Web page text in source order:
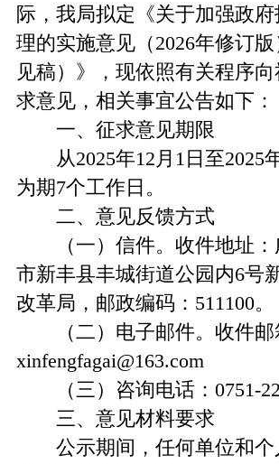
际，我局拟定《关于加强政
理的实施意见（2026年修订
见稿）》，现依照有关程序
求意见，相关事宜公告如下：
一、征求意见期限
从2025年12月1日至2025年
为期7个工作日。
二、意见反馈方式
（一）信件。收件地址：
市新丰县丰城街道公园内6号
改革局，邮政编码：511100。
（二）电子邮件。收件邮
xinfengfagai@163.com
（三）咨询电话：0751-
三、意见材料要求
公示期间，任何单位和个